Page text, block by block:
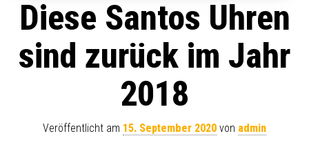
Diese Santos Uhren
sind zurück im Jahr
2018
Veröffentlicht am 15. September 2020 von admin